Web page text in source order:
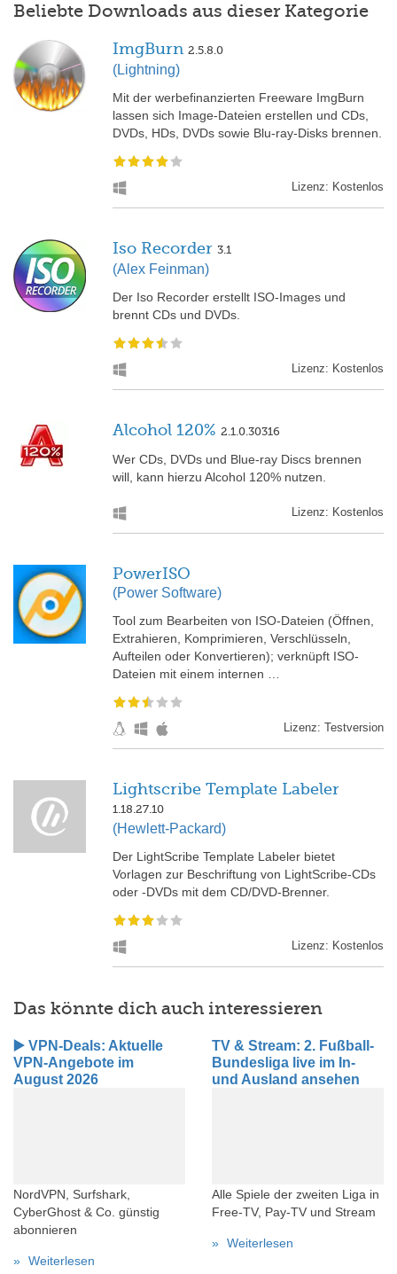
Beliebte Downloads aus dieser Kategorie
ImgBurn 2.5.8.0
(Lightning)
Mit der werbefinanzierten Freeware ImgBurn
lassen sich Image-Dateien erstellen und CDs,
DVDs, HDs, DVDs sowie Blu-ray-Disks brennen.
Lizenz: Kostenlos
Iso Recorder 3.1
(Alex Feinman)
Der Iso Recorder erstellt ISO-Images und
brennt CDs und DVDs.
Lizenz: Kostenlos
Alcohol 120% 2.1.0.30316
Wer CDs, DVDs und Blue-ray Discs brennen
will, kann hierzu Alcohol 120% nutzen.
Lizenz: Kostenlos
PowerISO
(Power Software)
Tool zum Bearbeiten von ISO-Dateien (Öffnen,
Extrahieren, Komprimieren, Verschlüsseln,
Aufteilen oder Konvertieren); verknüpft ISO-
Dateien mit einem internen …
Lizenz: Testversion
Lightscribe Template Labeler
1.18.27.10
(Hewlett-Packard)
Der LightScribe Template Labeler bietet
Vorlagen zur Beschriftung von LightScribe-CDs
oder -DVDs mit dem CD/DVD-Brenner.
Lizenz: Kostenlos
Das könnte dich auch interessieren
▶️ VPN-Deals: Aktuelle
VPN-Angebote im
August 2026
NordVPN, Surfshark,
CyberGhost & Co. günstig
abonnieren
Weiterlesen
TV & Stream: 2. Fußball-
Bundesliga live im In-
und Ausland ansehen
Alle Spiele der zweiten Liga in
Free-TV, Pay-TV und Stream
Weiterlesen